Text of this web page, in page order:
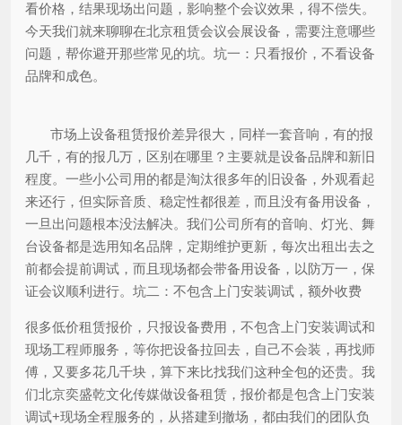
看价格，结果现场出问题，影响整个会议效果，得不偿失。
今天我们就来聊聊在北京租赁会议会展设备，需要注意哪些
问题，帮你避开那些常见的坑。 坑一：只看报价，不看设备
品牌和成色。
市场上设备租赁报价差异很大，同样一套音响，有的报
几千，有的报几万，区别在哪里？主要就是设备品牌和新旧
程度。一些小公司用的都是淘汰很多年的旧设备，外观看起
来还行，但实际音质、稳定性都很差，而且没有备用设备，
一旦出问题根本没法解决。我们公司所有的音响、灯光、舞
台设备都是选用知名品牌，定期维护更新，每次出租出去之
前都会提前调试，而且现场都会带备用设备，以防万一，保
证会议顺利进行。 坑二：不包含上门安装调试，额外收费
很多低价租赁报价，只报设备费用，不包含上门安装调试和
现场工程师服务，等你把设备拉回去，自己不会装，再找师
傅，又要多花几千块，算下来比找我们这种全包的还贵。我
们北京奕盛乾文化传媒做设备租赁，报价都是包含上门安装
调试+现场全程服务的，从搭建到撤场，都由我们的团队负